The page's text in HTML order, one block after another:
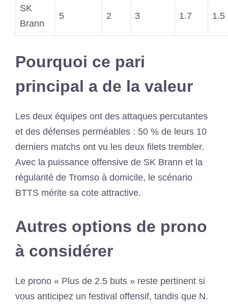
SK
Brann
5 2 3 1.7 1.5
Pourquoi ce pari
principal a de la valeur
Les deux équipes ont des attaques percutantes
et des défenses perméables : 50 % de leurs 10
derniers matchs ont vu les deux filets trembler.
Avec la puissance offensive de SK Brann et la
régularité de Tromso à domicile, le scénario
BTTS mérite sa cote attractive.
Autres options de prono
à considérer
Le prono « Plus de 2.5 buts » reste pertinent si
vous anticipez un festival offensif, tandis que N.